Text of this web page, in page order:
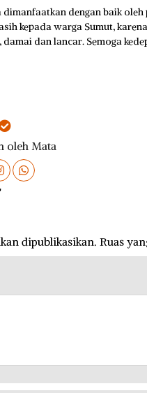
dimanfaatkan dengan baik
kepada warga Sumut,
dan lancar. Semoga
oleh Mata
dipublikasikan. Ruas